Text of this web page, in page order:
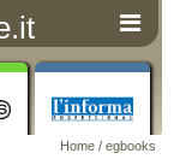
Home / egbooks